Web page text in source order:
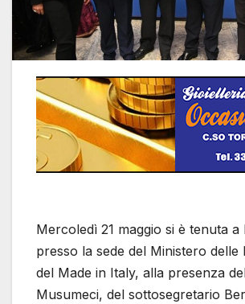
Mercoledì 21 maggio si è tenuta a
presso la sede del Ministero delle
del Made in Italy, alla presenza
Musumeci, del sottosegretario